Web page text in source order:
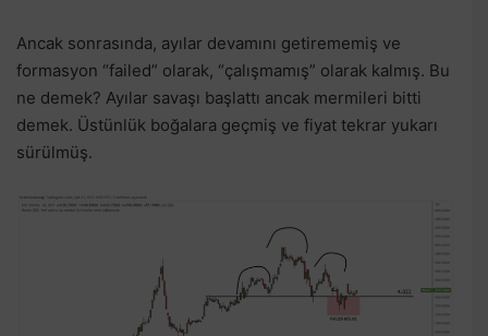
Ancak sonrasında, ayılar devamını getirememiş ve
formasyon “failed” olarak, “çalışmamış” olarak kalmış. Bu
ne demek? Ayılar savaşı başlattı ancak mermileri bitti
demek. Üstünlük boğalara geçmiş ve fiyat tekrar yukarı
sürülmüş.